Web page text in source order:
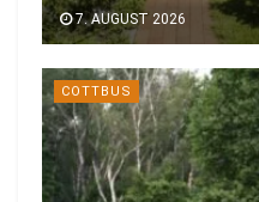
7. AUGUST 2026
COTTBUS